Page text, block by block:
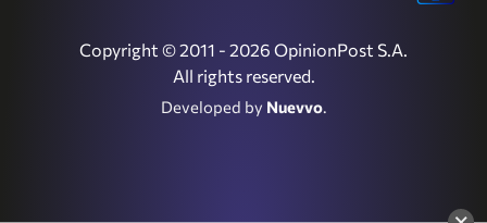
Copyright © 2011 - 2026 OpinionPost S.A.
All rights reserved.
Developed by Nuevvo.